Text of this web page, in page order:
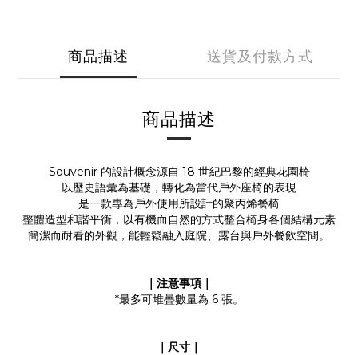
商品描述 送貨及付款方式
商品描述
Souvenir 的設計概念源自 18 世紀巴黎的經典花園椅
以歷史語彙為基礎，轉化為當代戶外座椅的表現
是一款專為戶外使用所設計的聚丙烯餐椅
整體造型和諧平衡，以有機而自然的方式整合椅身各個結構元素
簡潔而耐看的外觀，能輕鬆融入庭院、露台與戶外餐飲空間。
｜注意事項｜
*最多可堆疊數量為 6 張。
｜尺寸｜